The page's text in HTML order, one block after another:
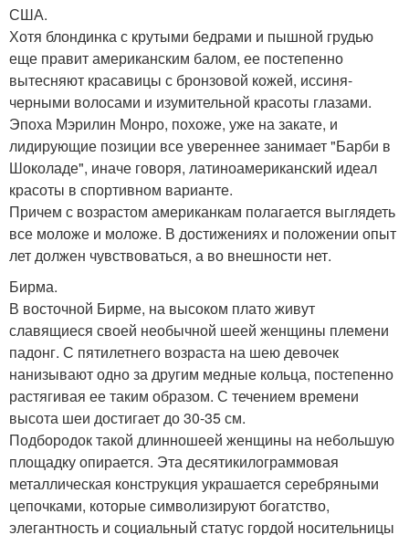
США.
Хотя блондинка с крутыми бедрами и пышной грудью
еще правит американским балом, ее постепенно
вытесняют красавицы с бронзовой кожей, иссиня-
черными волосами и изумительной красоты глазами.
Эпоха Мэрилин Монро, похоже, уже на закате, и
лидирующие позиции все увереннее занимает "Барби в
Шоколаде", иначе говоря, латиноамериканский идеал
красоты в спортивном варианте.
Причем с возрастом американкам полагается выглядеть
все моложе и моложе. В достижениях и положении опыт
лет должен чувствоваться, а во внешности нет.
Бирма.
В восточной Бирме, на высоком плато живут
славящиеся своей необычной шеей женщины племени
падонг. С пятилетнего возраста на шею девочек
нанизывают одно за другим медные кольца, постепенно
растягивая ее таким образом. С течением времени
высота шеи достигает до 30-35 см.
Подбородок такой длинношеей женщины на небольшую
площадку опирается. Эта десятикилограммовая
металлическая конструкция украшается серебряными
цепочками, которые символизируют богатство,
элегантность и социальный статус гордой носительницы